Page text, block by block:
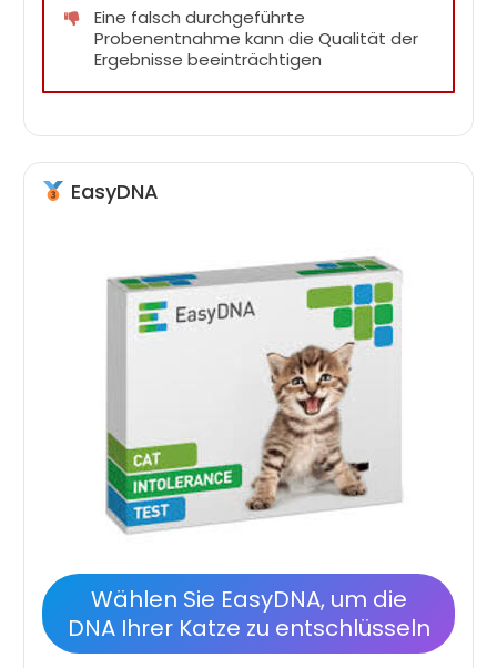
Eine falsch durchgeführte
Probenentnahme kann die Qualität der
Ergebnisse beeinträchtigen
EasyDNA
Wählen Sie EasyDNA, um die
DNA Ihrer Katze zu entschlüsseln